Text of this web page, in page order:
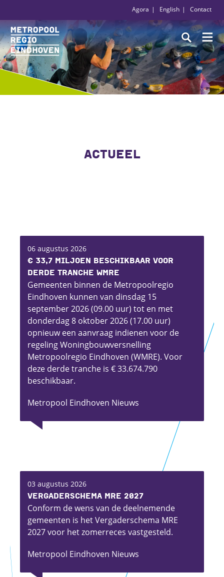
Agora English Contact
ACTUEEL
06 augustus 2026
€ 33,7 miljoen beschikbaar voor
derde tranche WMRE
Gemeenten binnen de Metropoolregio
Eindhoven kunnen van dinsdag 15
september 2026 (09.00 uur) tot en met
donderdag 8 oktober 2026 (17.00 uur)
opnieuw een aanvraag indienen voor de
regeling Woningbouwversnelling
Metropoolregio Eindhoven (WMRE). Voor
deze derde tranche is € 33.674.790
beschikbaar.
Metropool Eindhoven Nieuws
03 augustus 2026
Vergaderschema MRE 2027
Conform de wens van de deelnemende
gemeenten is het Vergaderschema MRE
2027 voor het zomerreces vastgesteld.
Metropool Eindhoven Nieuws